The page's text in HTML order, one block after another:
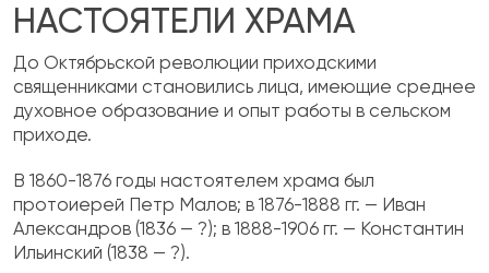
НАСТОЯТЕЛИ ХРАМА
До Октябрьской революции приходскими
священниками становились лица, имеющие среднее
духовное образование и опыт работы в сельском
приходе.
В 1860-1876 годы настоятелем храма был
протоиерей Петр Малов; в 1876-1888 гг. — Иван
Александров (1836 — ?); в 1888-1906 гг. — Константин
Ильинский (1838 — ?).